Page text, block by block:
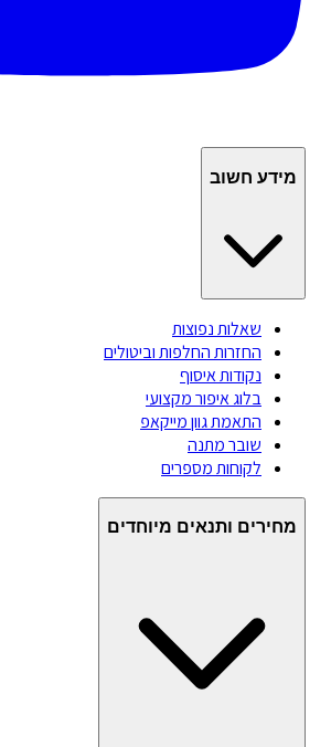
מידע חשוב
שאלות נפוצות
החזרות החלפות וביטולים
נקודות איסוף
בלוג איפור מקצועי
התאמת גוון מייקאפ
שובר מתנה
לקוחות מספרים
מחירים ותנאים מיוחדים